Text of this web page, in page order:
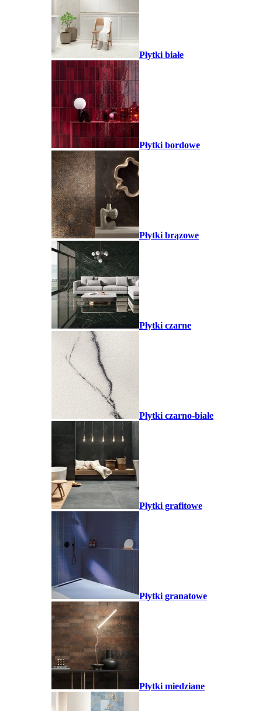
Płytki białe
Płytki bordowe
Płytki brązowe
Płytki czarne
Płytki czarno-białe
Płytki grafitowe
Płytki granatowe
Płytki miedziane